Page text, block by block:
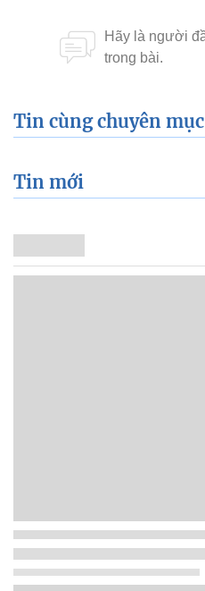
Tin cùng chuyên mục
Tin mới